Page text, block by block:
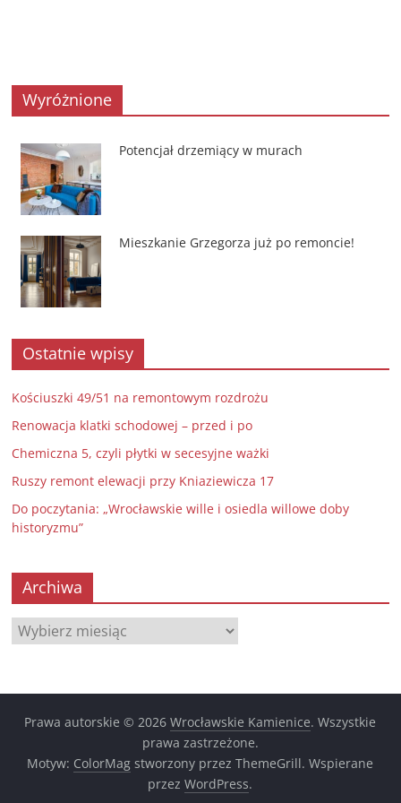
Wyróżnione
Potencjał drzemiący w murach
Mieszkanie Grzegorza już po remoncie!
Ostatnie wpisy
Kościuszki 49/51 na remontowym rozdrożu
Renowacja klatki schodowej – przed i po
Chemiczna 5, czyli płytki w secesyjne ważki
Ruszy remont elewacji przy Kniaziewicza 17
Do poczytania: „Wrocławskie wille i osiedla willowe doby
historyzmu”
Archiwa
Archiwa
Prawa autorskie © 2026Wrocławskie Kamienice. Wszystkie
prawa zastrzeżone.
Motyw: ColorMag stworzony przez ThemeGrill. Wspierane
przezWordPress.